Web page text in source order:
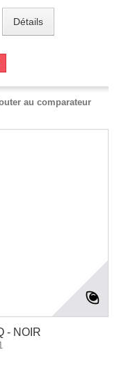
Détails
au comparateur
- NOIR